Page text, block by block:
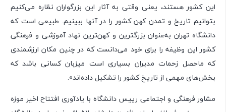
این کشور هستند، یعنی وقتی به آثار این بزرگواران نظاره می‌کنیم
بتوانیم تاریخ و تمدن کهن کشور را در آنها ببینیم. طبیعی است که
دانشگاه تهران به‌عنوان بزرگترین و کهن‌ترین نهاد آموزشی و فرهنگی
کشور این وظیفه را برای خود می‌دانست که در چنین مکان ارزشمندی
که ماحصل زحمات مدیران بسیاری است میزبان کسانی باشد که
بخش‌های مهمی از تاریخ کشور را تشکیل داده‌اند».
مشاور فرهنگی و اجتماعی رییس دانشگاه با یادآوری افتتاح اخیر موزه